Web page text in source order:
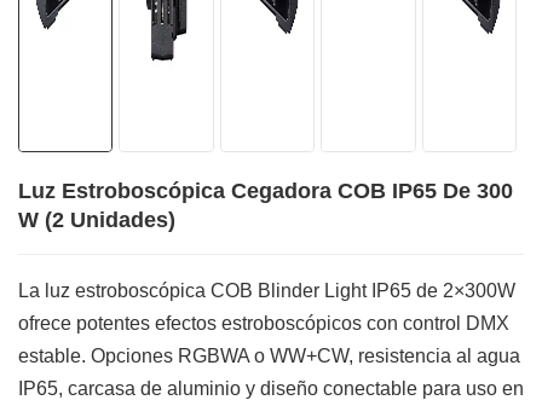
Luz Estroboscópica Cegadora COB IP65 De 300
W (2 Unidades)
La luz estroboscópica COB Blinder Light IP65 de 2×300W
ofrece potentes efectos estroboscópicos con control DMX
estable. Opciones RGBWA o WW+CW, resistencia al agua
IP65, carcasa de aluminio y diseño conectable para uso en